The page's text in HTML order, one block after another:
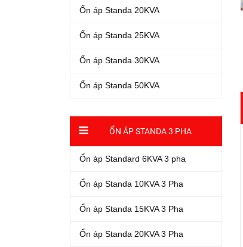
Ổn áp Standa 20KVA
Ổn áp Standa 25KVA
Ổn áp Standa 30KVA
Ổn áp Standa 50KVA
ỔN ÁP STANDA 3 PHA
Ổn áp Standard 6KVA 3 pha
Ổn áp Standa 10KVA 3 Pha
Ổn áp Standa 15KVA 3 Pha
Ổn áp Standa 20KVA 3 Pha